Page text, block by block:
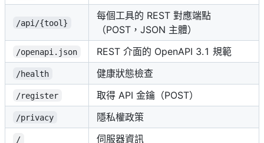
/api/{tool}
每個工具的 REST 對應端點
（POST，JSON 主體）
/openapi.json REST 介面的 OpenAPI 3.1 規範
/health 健康狀態檢查
/register 取得 API 金鑰（POST）
/privacy 隱私權政策
/ 伺服器資訊